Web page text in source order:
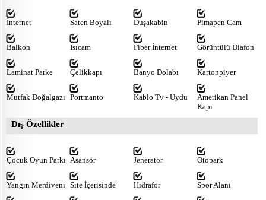
İnternet Saten Boyalı Duşakabin Pimapen Cam
Balkon Isıcam Fiber İnternet Görüntülü Diafon
Laminat Parke Çelikkapı Banyo Dolabı Kartonpiyer
Mutfak Doğalgazı Portmanto Kablo Tv - Uydu
Amerikan Panel
Kapı
Dış Özellikler
Çocuk Oyun Parkı Asansör Jeneratör Otopark
Yangın Merdiveni Site İçerisinde Hidrafor Spor Alanı